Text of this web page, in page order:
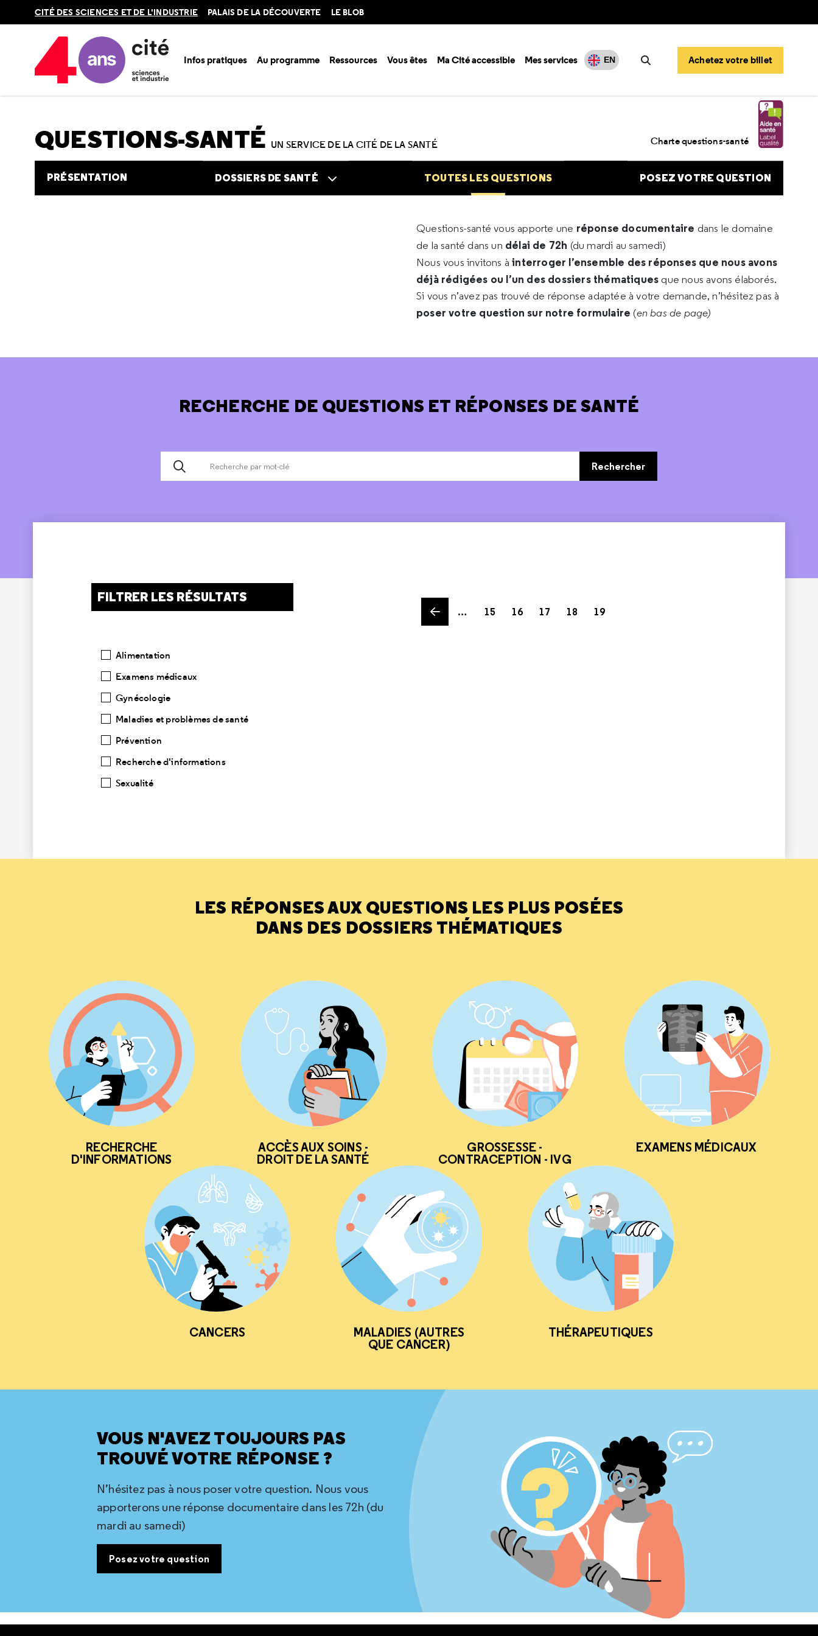
en
CITÉ DES SCIENCES ET DE L'INDUSTRIE PALAIS DE LA DÉCOUVERTE LE BLOB
Infos pratiques Au programme Ressources Vous êtes Ma Cité accessible Mes services EN
Rechercher
Achetez votre billet
Accueil Au programme
QUESTIONS-SANTÉ UN SERVICE DE LA CITÉ DE LA SANTÉ Charte questions-santé
PRÉSENTATION DOSSIERS DE SANTÉ TOUTES LES QUESTIONS POSEZ VOTRE QUESTION
Questions-santé vous apporte une réponse documentaire dans le domaine
de la santé dans un délai de 72h (du mardi au samedi)
Nous vous invitons àinterroger l’ensemble des réponses que nous avons
déjà rédigées ou l’un des dossiers thématiques que nous avons élaborés.
Si vous n’avez pas trouvé de réponse adaptée à votre demande, n’hésitez pas à
poser votre question sur notre formulaire (en bas de page)
RECHERCHE DE QUESTIONS ET RÉPONSES DE SANTÉ
Rechercher
FILTRER LES RÉSULTATS
Alimentation
Examens médicaux
Gynécologie
Maladies et problèmes de santé
Prévention
Recherche d'informations
Sexualité
Previous page
…
15
16
17
18
19
LES RÉPONSES AUX QUESTIONS LES PLUS POSÉES
DANS DES DOSSIERS THÉMATIQUES
RECHERCHE
D'INFORMATIONS
ACCÈS AUX SOINS -
DROIT DE LA SANTÉ
GROSSESSE -
CONTRACEPTION - IVG
EXAMENS MÉDICAUX
CANCERS
MALADIES (AUTRES
QUE CANCER)
THÉRAPEUTIQUES
VOUS N'AVEZ TOUJOURS PAS
TROUVÉ VOTRE RÉPONSE ?
N’hésitez pas à nous poser votre question. Nous vous
apporterons une réponse documentaire dans les 72h (du
mardi au samedi)
Posez votre question